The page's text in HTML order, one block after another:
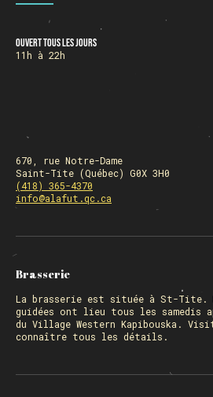
Ouvert tous les jours
11h à 22h
670, rue Notre-Dame
Saint-Tite (Québec) G0X 3H0
(418) 365-4370
info@alafut.qc.ca
Brasserie
La brasserie est située à St-Tite.
guidées ont lieu tous les samedis
du Village Western Kapibouska.
connaître tous les détails.
FERMÉ 31 déc. et